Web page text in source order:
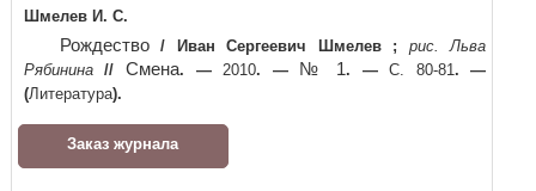
Шмелев И. С.
Рождество / Иван Сергеевич Шмелев ;
рис. Льва
Рябинина
// Смена. —2010. — № 1. —С. 80-81. —
(Литература).
Заказ журнала